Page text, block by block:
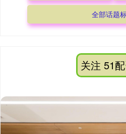
全部话题
关注 51